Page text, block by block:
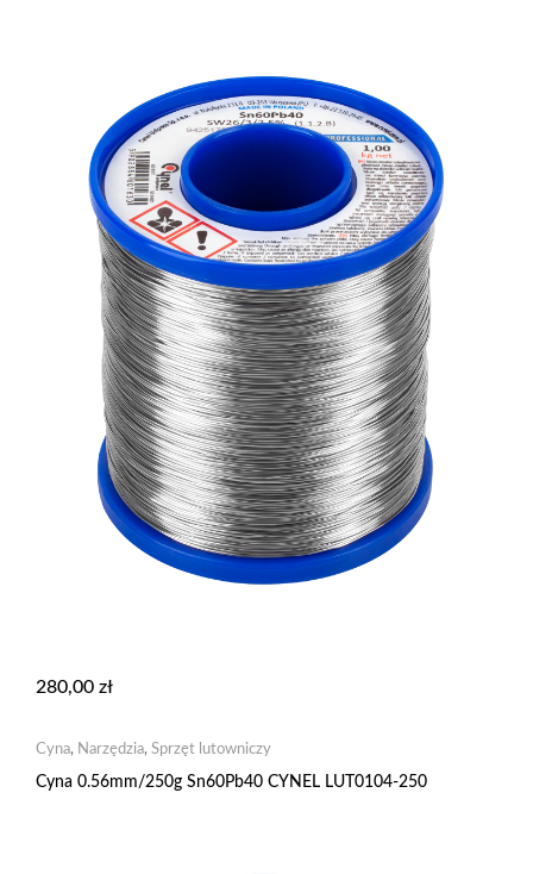
280,00 zł
Cyna, Narzędzia, Sprzęt lutowniczy
Cyna 0.56mm/250g Sn60Pb40 CYNEL LUT0104-250